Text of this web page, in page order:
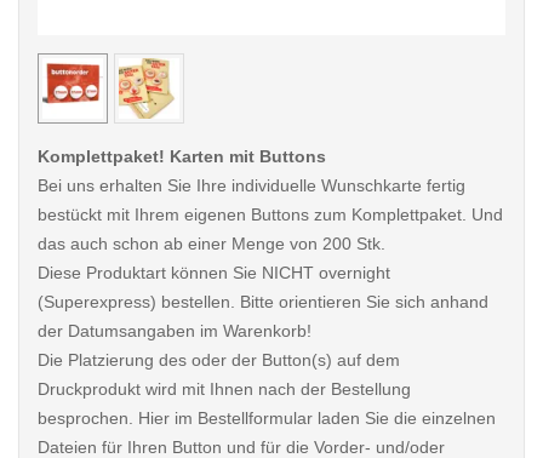
< /picture>
Komplettpaket! Karten mit Buttons
Bei uns erhalten Sie Ihre individuelle Wunschkarte fertig
bestückt mit Ihrem eigenen Buttons zum Komplettpaket. Und
das auch schon ab einer Menge von 200 Stk.
Diese Produktart können Sie NICHT overnight
(Superexpress) bestellen. Bitte orientieren Sie sich anhand
der Datumsangaben im Warenkorb!
Die Platzierung des oder der Button(s) auf dem
Druckprodukt wird mit Ihnen nach der Bestellung
besprochen. Hier im Bestellformular laden Sie die einzelnen
Dateien für Ihren Button und für die Vorder- und/oder